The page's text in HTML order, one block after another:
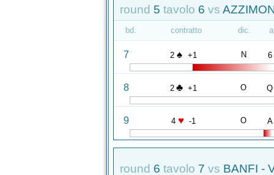
round 5 tavolo 6 vs
bd. contratto dic.
7 2 ♠ +1 N 6
8 2 ♣ +1 O Q
9 4 ♥ -1 O A
round 6 tavolo 7 vs BANFI -